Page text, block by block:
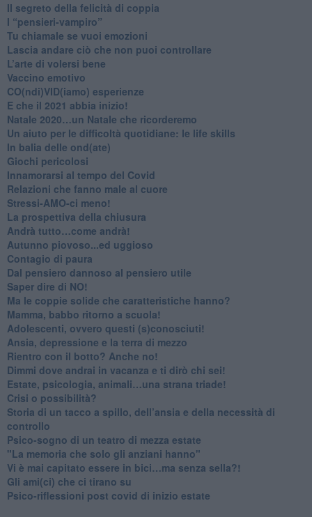
Il segreto della felicità di coppia
​I “pensieri-vampiro”
​Tu chiamale se vuoi emozioni
​Lascia andare ciò che non puoi controllare
L’arte di volersi bene
​Vaccino emotivo
CO(ndi)VID(iamo) esperienze
​E che il 2021 abbia inizio!
​Natale 2020…un Natale che ricorderemo
Un aiuto per le difficoltà quotidiane: le life skills
​In balia delle ond(ate)
Giochi pericolosi
Innamorarsi al tempo del Covid
​Relazioni che fanno male al cuore
​Stressi-AMO-ci meno!
​La prospettiva della chiusura
​Andrà tutto…come andrà!
Autunno piovoso...ed uggioso
​Contagio di paura
​Dal pensiero dannoso al pensiero utile
​Saper dire di NO!
​Ma le coppie solide che caratteristiche hanno?
​Mamma, babbo ritorno a scuola!
Adolescenti, ovvero questi (s)conosciuti!
Ansia, depressione e la terra di mezzo
​Rientro con il botto? Anche no!
Dimmi dove andrai in vacanza e ti dirò chi sei!
​Estate, psicologia, animali…una strana triade!
​Crisi o possibilità?
​Storia di un tacco a spillo, dell’ansia e della necessità di
controllo
​Psico-sogno di un teatro di mezza estate
"La memoria che solo gli anziani hanno"
​Vi è mai capitato essere in bici…ma senza sella?!
​Gli ami(ci) che ci tirano su
Psico-riflessioni post covid di inizio estate